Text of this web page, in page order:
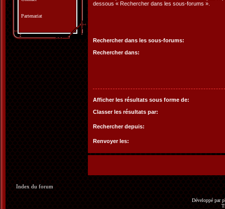
dessous « Rechercher dans les sous-forums ».
Rechercher dans les sous-forums:
Rechercher dans:
Afficher les résultats sous forme de:
Classer les résultats par:
Rechercher depuis:
Renvoyer les:
Partenariat
Index du forum
Développé par